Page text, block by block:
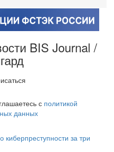
BIS Journal /
с политикой
данных
киберпреступности за три